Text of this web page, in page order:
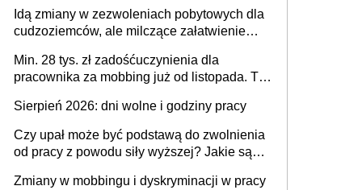
dni od ustania stosunku pracy
Idą zmiany w zezwoleniach pobytowych dla
cudzoziemców, ale milczące załatwienie
Min. 28 tys. zł zadośćuczynienia dla
pracownika za mobbing już od listopada. To
zespołu
Sierpień 2026: dni wolne i godziny pracy
Czy upał może być podstawą do zwolnienia
od pracy z powodu siły wyższej? Jakie są
Zmiany w mobbingu i dyskryminacji w pracy